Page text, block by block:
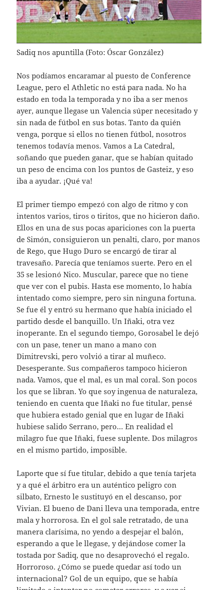
Sadiq nos apuntilla (Foto: Óscar González)
Nos podíamos encaramar al puesto de Conference
League, pero el Athletic no está para nada. No ha
estado en toda la temporada y no iba a ser menos
ayer, aunque llegase un Valencia súper necesitado y
sin nada de fútbol en sus botas. Tanto da quién
venga, porque si ellos no tienen fútbol, nosotros
tenemos todavía menos. Vamos a La Catedral,
soñando que pueden ganar, que se habían quitado
un peso de encima con los puntos de Gasteiz, y eso
iba a ayudar. ¡Qué va!
El primer tiempo empezó con algo de ritmo y con
intentos varios, tiros o tiritos, que no hicieron daño.
Ellos en una de sus pocas apariciones con la puerta
de Simón, consiguieron un penalti, claro, por manos
de Rego, que Hugo Duro se encargó de tirar al
travesaño. Parecía que teníamos suerte. Pero en el
35 se lesionó Nico. Muscular, parece que no tiene
que ver con el pubis. Hasta ese momento, lo había
intentado como siempre, pero sin ninguna fortuna.
Se fue él y entró su hermano que había iniciado el
partido desde el banquillo. Un Iñaki, otra vez
inoperante. En el segundo tiempo, Gorosabel le dejó
con un pase, tener un mano a mano con
Dimitrevski, pero volvió a tirar al muñeco.
Desesperante. Sus compañeros tampoco hicieron
nada. Vamos, que el mal, es un mal coral. Son pocos
los que se libran. Yo que soy ingenua de naturaleza,
teniendo en cuenta que Iñaki no fue titular, pensé
que hubiera estado genial que en lugar de Iñaki
hubiese salido Serrano, pero… En realidad el
milagro fue que Iñaki, fuese suplente. Dos milagros
en el mismo partido, imposible.
Laporte que sí fue titular, debido a que tenía tarjeta
y a qué el árbitro era un auténtico peligro con
silbato, Ernesto le sustituyó en el descanso, por
Vivian. El bueno de Dani lleva una temporada, entre
mala y horrorosa. En el gol sale retratado, de una
manera clarísima, no yendo a despejar el balón,
esperando a que le llegase, y dejándose comer la
tostada por Sadiq, que no desaprovechó el regalo.
Horroroso. ¿Cómo se puede quedar así todo un
internacional? Gol de un equipo, que se había